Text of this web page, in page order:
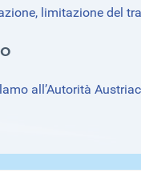
limitazione del
all’Autorità